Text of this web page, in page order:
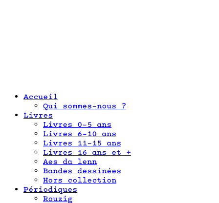
Accueil
Qui sommes-nous ?
Livres
Livres 0-5 ans
Livres 6-10 ans
Livres 11-15 ans
Livres 16 ans et +
Aes da lenn
Bandes dessinées
Hors collection
Périodiques
Rouzig